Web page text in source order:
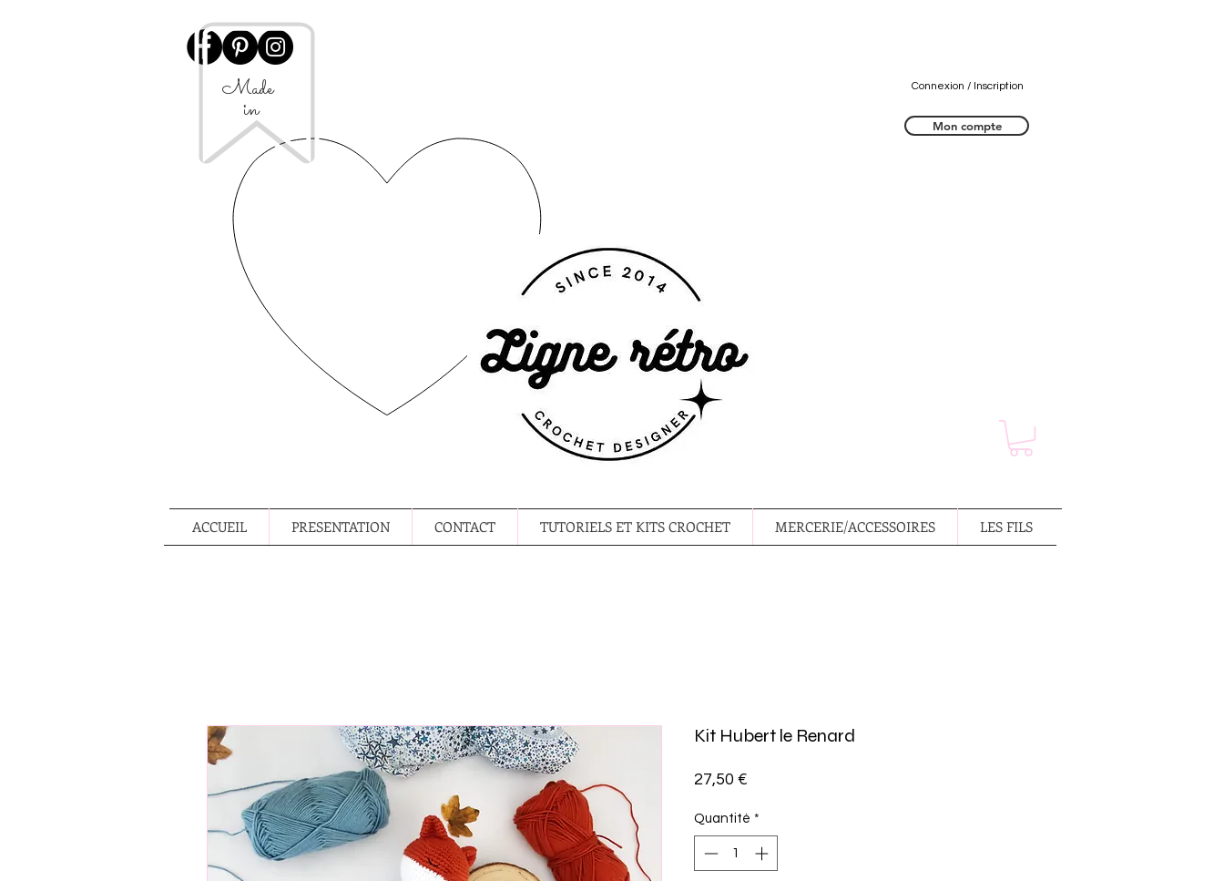
Made
in
Connexion / Inscription
Mon compte
ACCUEIL PRESENTATION CONTACT TUTORIELS ET KITS CROCHET MERCERIE/ACCESSOIRES LES FILS
Kit Hubert le Renard
27,50 €
Quantité *